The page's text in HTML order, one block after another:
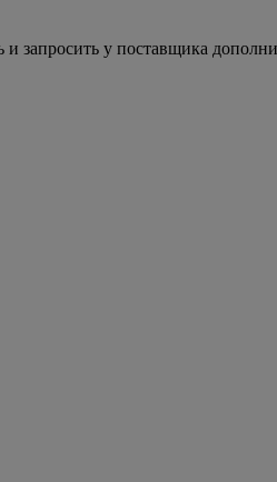
запросить у поставщика